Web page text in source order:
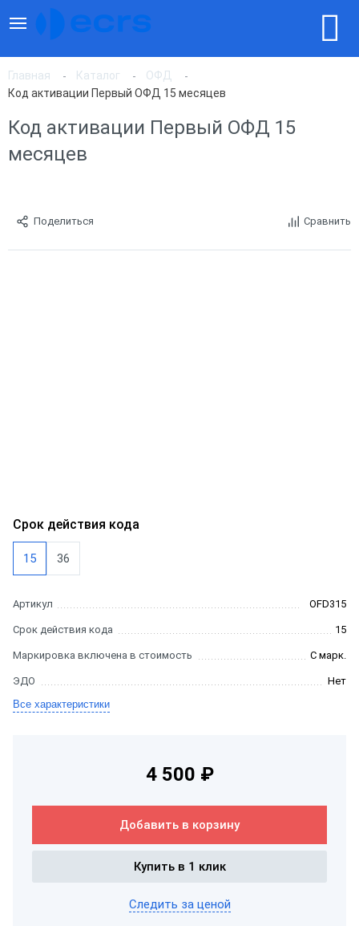
Главная Каталог
ОФД
Код активации Первый ОФД 15 месяцев
Код активации Первый ОФД 15
месяцев
Поделиться Сравнить
Срок действия кода
15 36
Артикул OFD315
Срок действия кода 15
Маркировка включена в стоимость С марк.
ЭДО
Нет
Все характеристики
4 500 ₽
Добавить в корзину
Купить в 1 клик
Следить за ценой